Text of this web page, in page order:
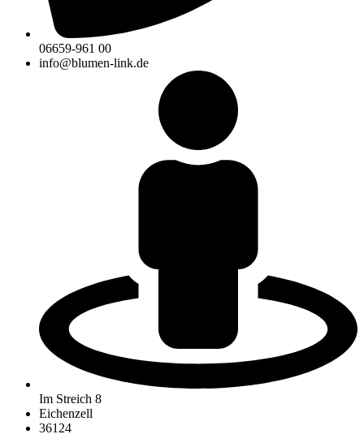
06659-961 00
info@blumen-link.de
Im Streich 8
Eichenzell
36124